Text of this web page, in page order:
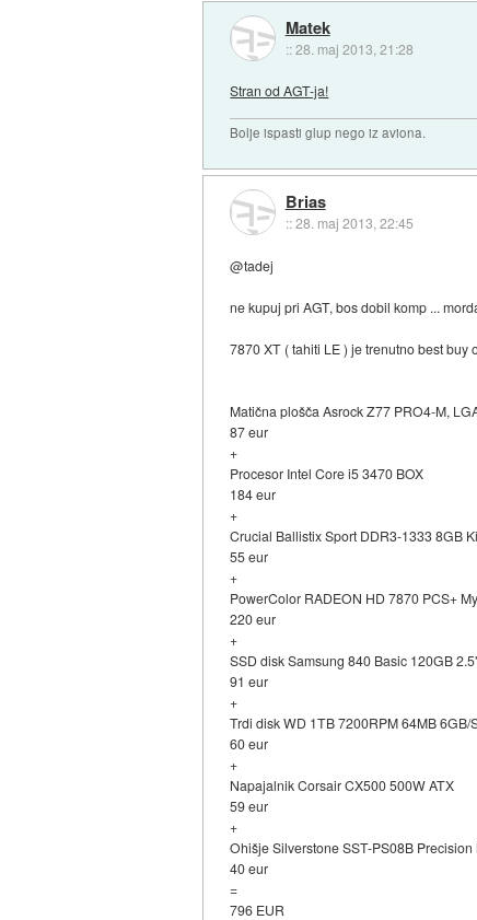
Matek
::28. maj 2013, 21:28
Stran od AGT-ja!
Bolje ispasti glup nego iz aviona.
Brias
::28. maj 2013, 22:45
@tadej
ne kupuj pri AGT, bos dobil komp ...
7870 XT ( tahiti LE ) je trenutno best buy
Matična plošča Asrock Z77 PRO4-M,
87 eur
+
Procesor Intel Core i5 3470 BOX
184 eur
+
Crucial Ballistix Sport DDR3-1333 8GB
55 eur
+
PowerColor RADEON HD 7870 PCS+
220 eur
+
SSD disk Samsung 840 Basic 120GB
91 eur
+
Trdi disk WD 1TB 7200RPM 64MB 6GB/
60 eur
+
Napajalnik Corsair CX500 500W ATX
59 eur
+
Ohišje Silverstone SST-PS08B Precision
40 eur
=
796 EUR